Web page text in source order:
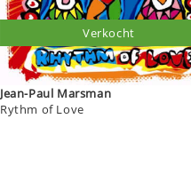
Jean-Paul Marsman
Rythm of Love
Verkocht